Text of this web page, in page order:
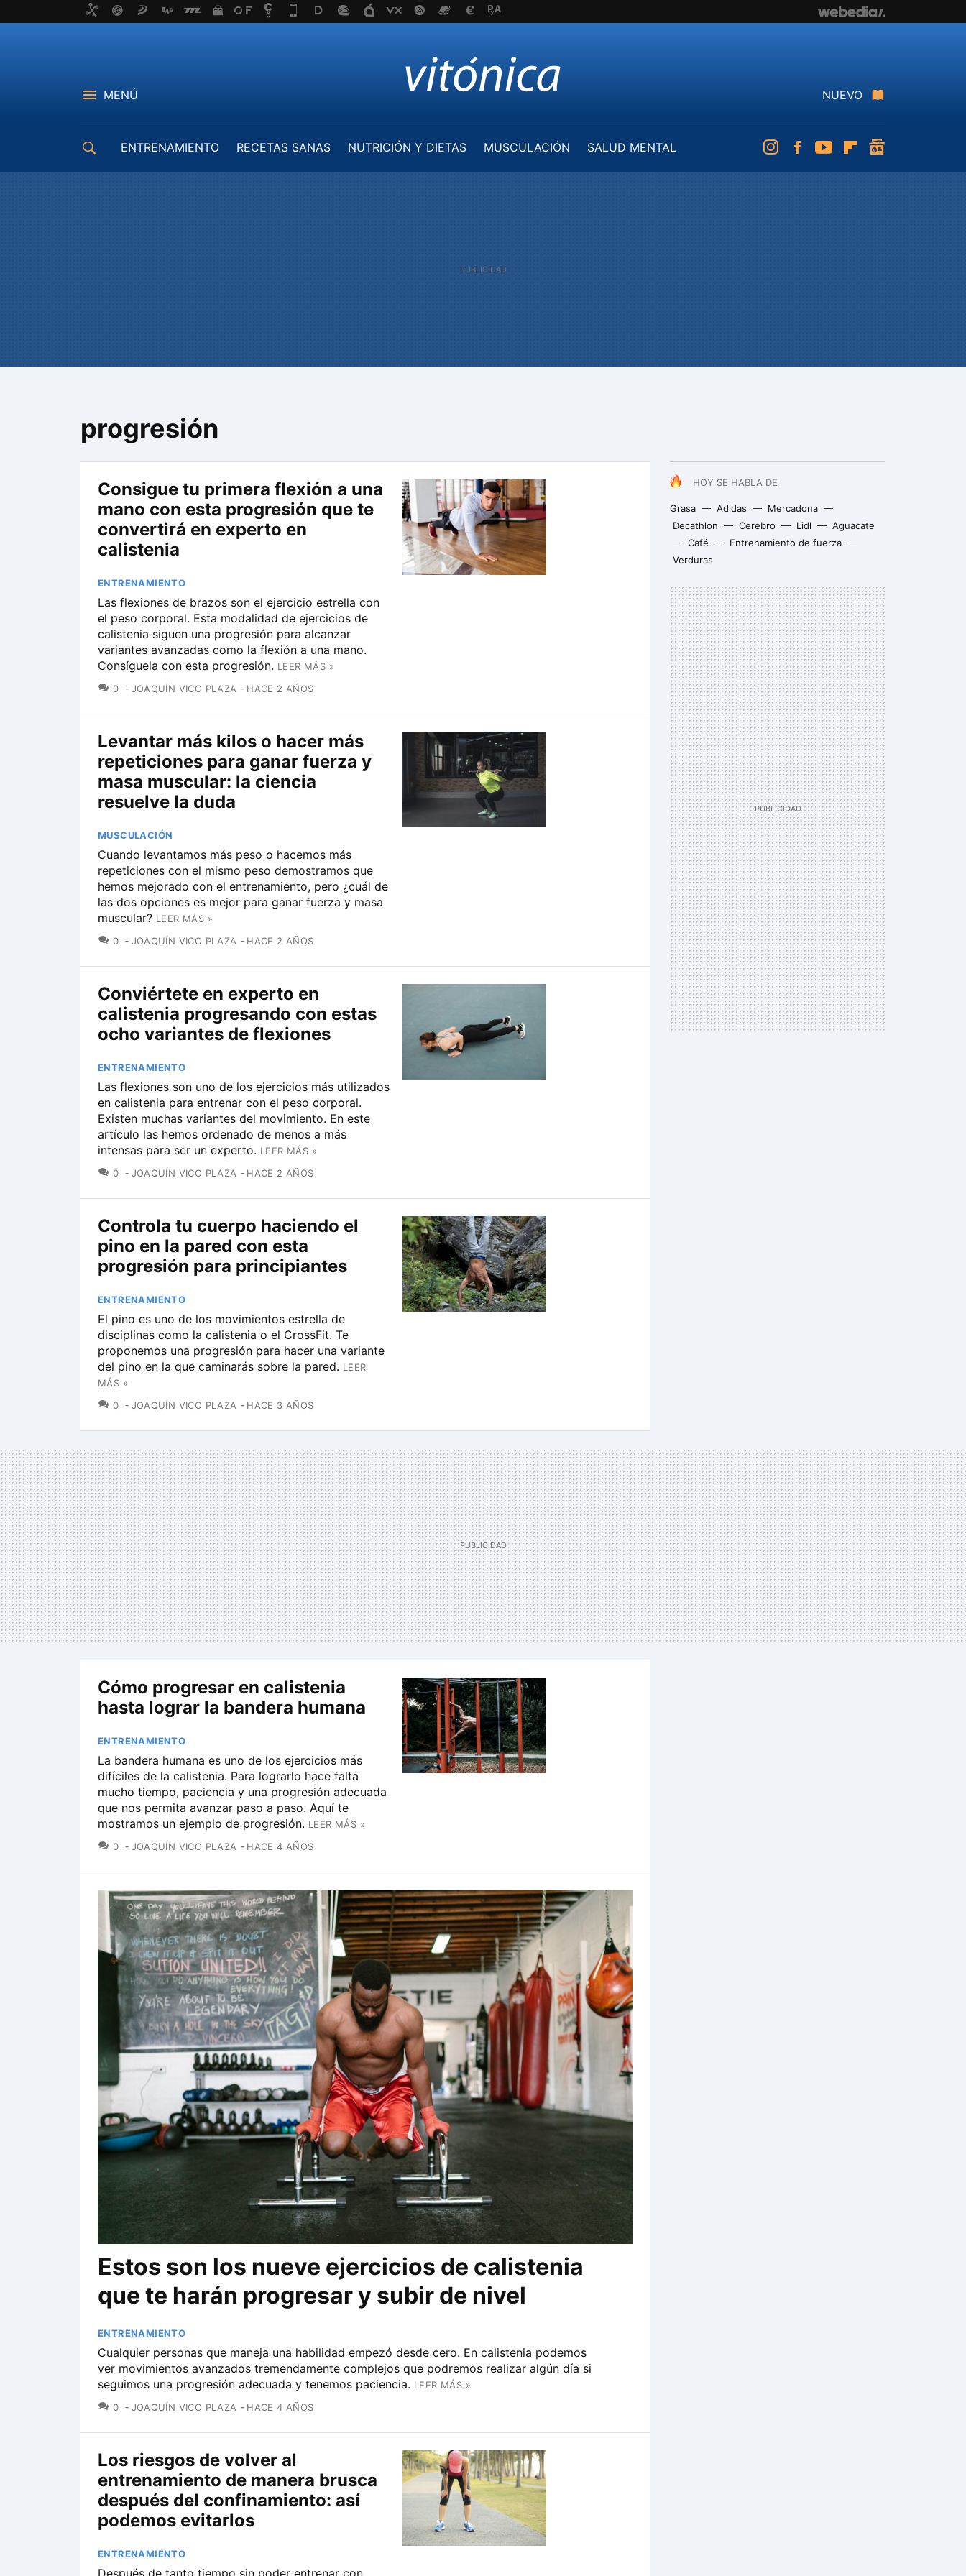
MENÚ NUEVO
ENTRENAMIENTO RECETAS SANAS NUTRICIÓN Y DIETAS MUSCULACIÓN
SALUD MENTAL
InstagramFacebookYoutubeFlipboard
progresión
HOY SE HABLA DE
Grasa Adidas
Mercadona
Decathlon
Cerebro Lidl
Aguacate
Café
Entrenamiento de fuerza
Verduras
Consigue tu primera flexión a una
mano con esta progresión que te
convertirá en experto en
calistenia
ENTRENAMIENTO
Las flexiones de brazos son el ejercicio estrella con
el peso corporal. Esta modalidad de ejercicios de
calistenia siguen una progresión para alcanzar
variantes avanzadas como la flexión a una mano.
Consíguela con esta progresión. LEER MÁS »
0 COMENTARIOS
JOAQUÍN VICO PLAZA HACE 2 AÑOS
Levantar más kilos o hacer más
repeticiones para ganar fuerza y
masa muscular: la ciencia
resuelve la duda
MUSCULACIÓN
Cuando levantamos más peso o hacemos más
repeticiones con el mismo peso demostramos que
hemos mejorado con el entrenamiento, pero ¿cuál de
las dos opciones es mejor para ganar fuerza y masa
muscular? LEER MÁS »
0 COMENTARIOS
JOAQUÍN VICO PLAZA HACE 2 AÑOS
Conviértete en experto en
calistenia progresando con estas
ocho variantes de flexiones
ENTRENAMIENTO
Las flexiones son uno de los ejercicios más utilizados
en calistenia para entrenar con el peso corporal.
Existen muchas variantes del movimiento. En este
artículo las hemos ordenado de menos a más
intensas para ser un experto. LEER MÁS »
0 COMENTARIOS
JOAQUÍN VICO PLAZA HACE 2 AÑOS
Controla tu cuerpo haciendo el
pino en la pared con esta
progresión para principiantes
ENTRENAMIENTO
El pino es uno de los movimientos estrella de
disciplinas como la calistenia o el CrossFit. Te
proponemos una progresión para hacer una variante
del pino en la que caminarás sobre la pared. LEER
MÁS »
0 COMENTARIOS
JOAQUÍN VICO PLAZA HACE 3 AÑOS
Cómo progresar en calistenia
hasta lograr la bandera humana
ENTRENAMIENTO
La bandera humana es uno de los ejercicios más
difíciles de la calistenia. Para lograrlo hace falta
mucho tiempo, paciencia y una progresión adecuada
que nos permita avanzar paso a paso. Aquí te
mostramos un ejemplo de progresión. LEER MÁS »
0 COMENTARIOS
JOAQUÍN VICO PLAZA HACE 4 AÑOS
Estos son los nueve ejercicios de calistenia
que te harán progresar y subir de nivel
ENTRENAMIENTO
Cualquier personas que maneja una habilidad empezó desde cero. En calistenia podemos
ver movimientos avanzados tremendamente complejos que podremos realizar algún día si
seguimos una progresión adecuada y tenemos paciencia. LEER MÁS »
0 COMENTARIOS
JOAQUÍN VICO PLAZA HACE 4 AÑOS
Los riesgos de volver al
entrenamiento de manera brusca
después del confinamiento: así
podemos evitarlos
ENTRENAMIENTO
Después de tanto tiempo sin poder entrenar con